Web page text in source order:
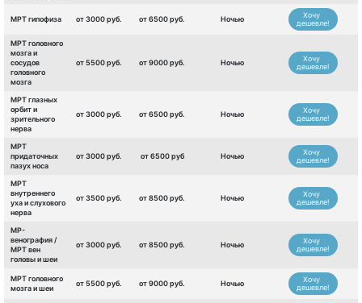
МРТ гипофиза от 3000 руб. от 6500 руб. Ночью
Хочу
дешевле!
МРТ головного
мозга и
сосудов
головного
мозга
от 5500 руб. от 9000 руб. Ночью
Хочу
дешевле!
МРТ глазных
орбит и
зрительного
нерва
от 3000 руб. от 6500 руб. Ночью
Хочу
дешевле!
МРТ
придаточных
пазух носа
от 3000 руб. от 6500 руб Ночью
Хочу
дешевле!
МРТ
внутреннего
уха и слухового
нерва
от 3500 руб. от 8500 руб. Ночью
Хочу
дешевле!
МР-
венография /
МРТ вен
головы и шеи
от 3000 руб. от 8500 руб. Ночью
Хочу
дешевле!
МРТ головного
мозга и шеи
от 5500 руб. от 9000 руб. Ночью
Хочу
дешевле!